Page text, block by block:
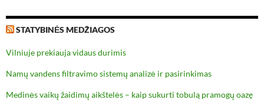
STATYBINĖS MEDŽIAGOS
Vilniuje prekiauja vidaus durimis
Namų vandens filtravimo sistemų analizė ir pasirinkimas
Medinės vaikų žaidimų aikštelės – kaip sukurti tobulą pramogų oazę